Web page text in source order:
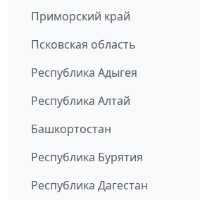
Приморский край
Псковская область
Республика Адыгея
Республика Алтай
Башкортостан
Республика Бурятия
Республика Дагестан